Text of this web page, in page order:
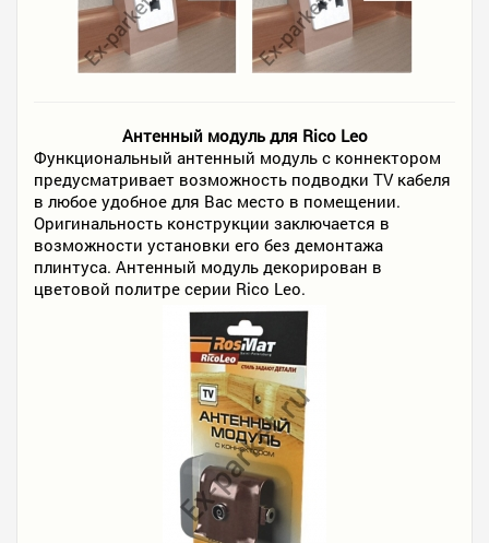
Антенный модуль для Rico Leo
Функциональный антенный модуль с коннектором
предусматривает возможность подводки TV кабеля
в любое удобное для Вас место в помещении.
Оригинальность конструкции заключается в
возможности установки его без демонтажа
плинтуса. Антенный модуль декорирован в
цветовой политре серии Rico Leo.